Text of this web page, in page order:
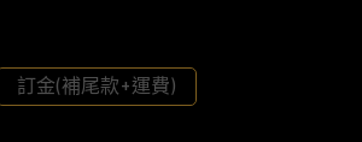
訂金(補尾款+運費)